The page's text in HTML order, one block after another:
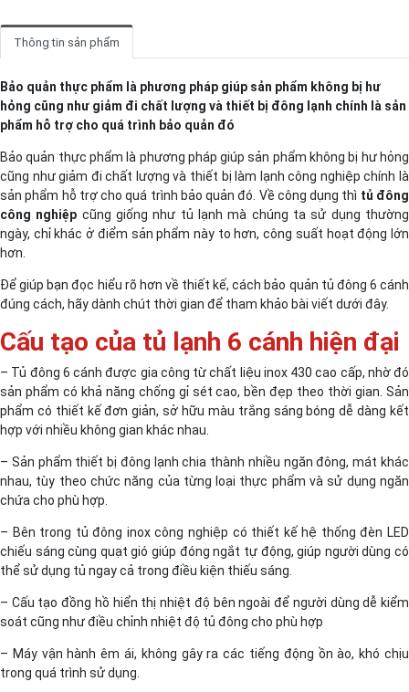
Thông tin sản phẩm
Bảo quản thực phẩm là phương pháp giúp sản phẩm không bị hư
hỏng cũng như giảm đi chất lượng và thiết bị đông lạnh chính là sản
phẩm hỗ trợ cho quá trình bảo quản đó
Bảo quản thực phẩm là phương pháp giúp sản phẩm không bị hư hỏng
cũng như giảm đi chất lượng và thiết bị làm lạnh công nghiệp chính là
sản phẩm hỗ trợ cho quá trình bảo quản đó. Về công dụng thì tủ đông
công nghiệp cũng giống như tủ lạnh mà chúng ta sử dụng thường
ngày, chỉ khác ở điểm sản phẩm này to hơn, công suất hoạt động lớn
hơn.
Để giúp bạn đọc hiểu rõ hơn về thiết kế, cách bảo quản tủ đông 6 cánh
đúng cách, hãy dành chút thời gian để tham khảo bài viết dưới đây.
Cấu tạo của tủ lạnh 6 cánh hiện đại
– Tủ đông 6 cánh được gia công từ chất liệu inox 430 cao cấp, nhờ đó
sản phẩm có khả năng chống gỉ sét cao, bền đẹp theo thời gian. Sản
phẩm có thiết kế đơn giản, sở hữu màu trắng sáng bóng dễ dàng kết
hợp với nhiều không gian khác nhau.
– Sản phẩm thiết bị đông lạnh chia thành nhiều ngăn đông, mát khác
nhau, tùy theo chức năng của từng loại thực phẩm và sử dụng ngăn
chứa cho phù hợp.
– Bên trong tủ đông inox công nghiệp có thiết kế hệ thống đèn LED
chiếu sáng cùng quạt gió giúp đóng ngắt tự động, giúp người dùng có
thể sử dụng tủ ngay cả trong điều kiện thiếu sáng.
– Cấu tạo đồng hồ hiển thị nhiệt độ bên ngoài để người dùng dễ kiểm
soát cũng như điều chỉnh nhiệt độ tủ đông cho phù hợp
– Máy vận hành êm ái, không gây ra các tiếng động ồn ào, khó chịu
trong quá trình sử dụng.